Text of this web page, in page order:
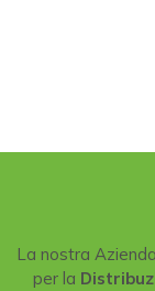
La nostra
per la